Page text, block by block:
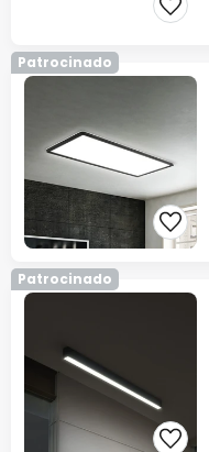
Patrocinado
Patrocinado